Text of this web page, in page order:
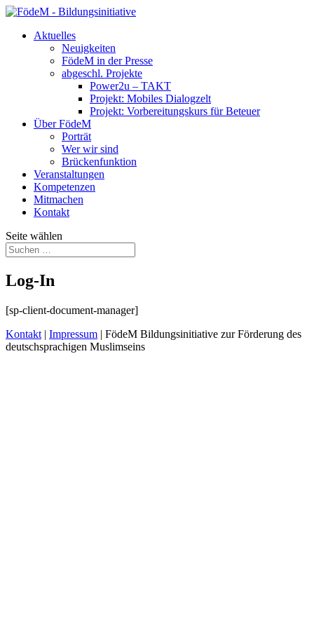
Aktuelles
Neuigkeiten
FödeM in der Presse
abgeschl. Projekte
Power2u – TAKT
Projekt: Mobiles Dialogzelt
Projekt: Vorbereitungskurs für Beteuer
Über FödeM
Porträt
Wer wir sind
Brückenfunktion
Veranstaltungen
Kompetenzen
Mitmachen
Kontakt
Seite wählen
Log-In
[sp-client-document-manager]
Kontakt | Impressum | FödeM Bildungsinitiative zur Förderung des
deutschsprachigen Muslimseins